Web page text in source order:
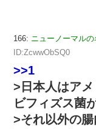
166: ニューノーマル
ID:ZcwwObSQ0
>>1
>日本人はア
ビフィズス菌
>それ以外の